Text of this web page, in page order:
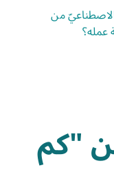
من
عمله؟
"كم